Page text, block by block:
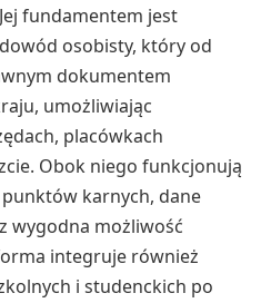
fundamentem jest
osobisty, który od
dokumentem
umożliwiając
placówkach
Obok niego funkcjonują
karnych, dane
wygodna możliwość
integruje również
i studenckich po